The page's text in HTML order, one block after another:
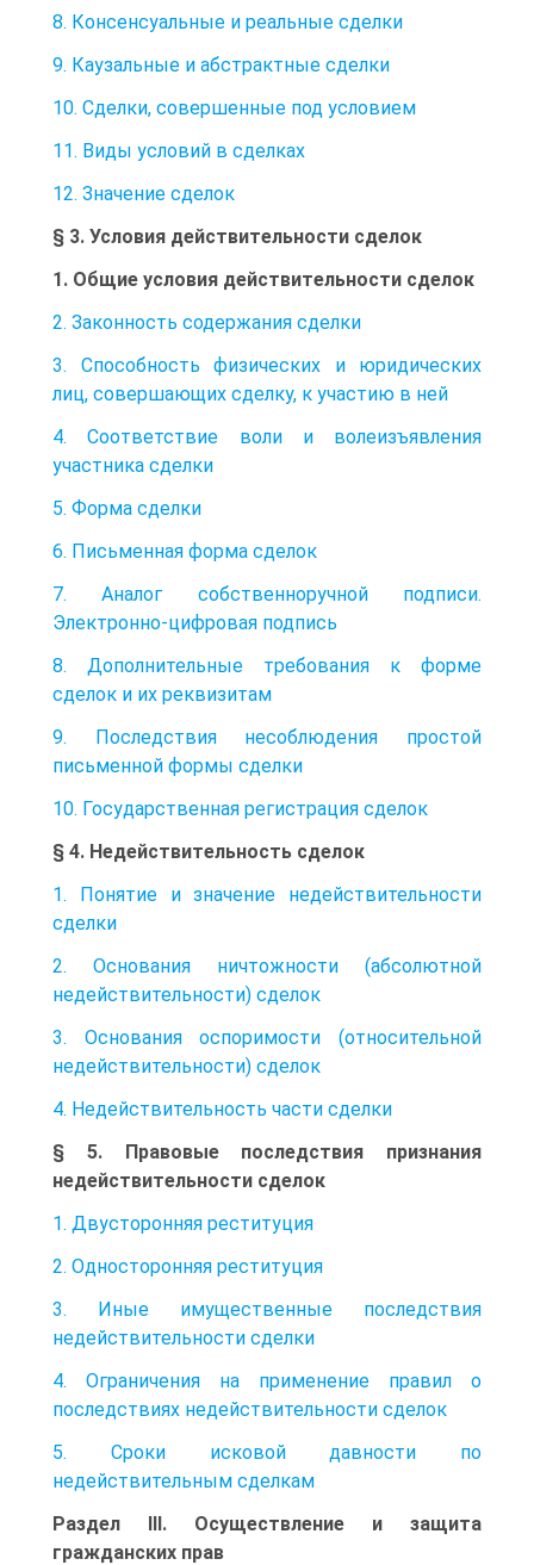
8. Консенсуальные и реальные сделки
9. Каузальные и абстрактные сделки
10. Сделки, совершенные под условием
11. Виды условий в сделках
12. Значение сделок
§ 3. Условия действительности сделок
1. Общие условия действительности сделок
2. Законность содержания сделки
3. Способность физических и юридических
лиц, совершающих сделку, к участию в ней
4. Соответствие воли и волеизъявления
участника сделки
5. Форма сделки
6. Письменная форма сделок
7. Аналог собственноручной подписи.
Электронно-цифровая подпись
8. Дополнительные требования к форме
сделок и их реквизитам
9. Последствия несоблюдения простой
письменной формы сделки
10. Государственная регистрация сделок
§ 4. Недействительность сделок
1. Понятие и значение недействительности
сделки
2. Основания ничтожности (абсолютной
недействительности) сделок
3. Основания оспоримости (относительной
недействительности) сделок
4. Недействительность части сделки
§ 5. Правовые последствия признания
недействительности сделок
1. Двусторонняя реституция
2. Односторонняя реституция
3. Иные имущественные последствия
недействительности сделки
4. Ограничения на применение правил о
последствиях недействительности сделок
5. Сроки исковой давности по
недействительным сделкам
Раздел III. Осуществление и защита
гражданских прав